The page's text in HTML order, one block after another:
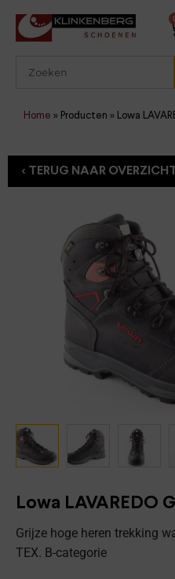
Home » Producten » Lowa
Lowa LAVAREDO
Grijze hoge heren trekking
TEX. B-categorie